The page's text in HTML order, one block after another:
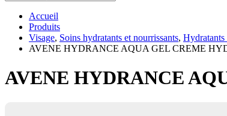
Accueil
Produits
Visage, Soins hydratants et nourrissants, Hydratants
AVENE HYDRANCE AQUA GEL CREME
AVENE HYDRANCE